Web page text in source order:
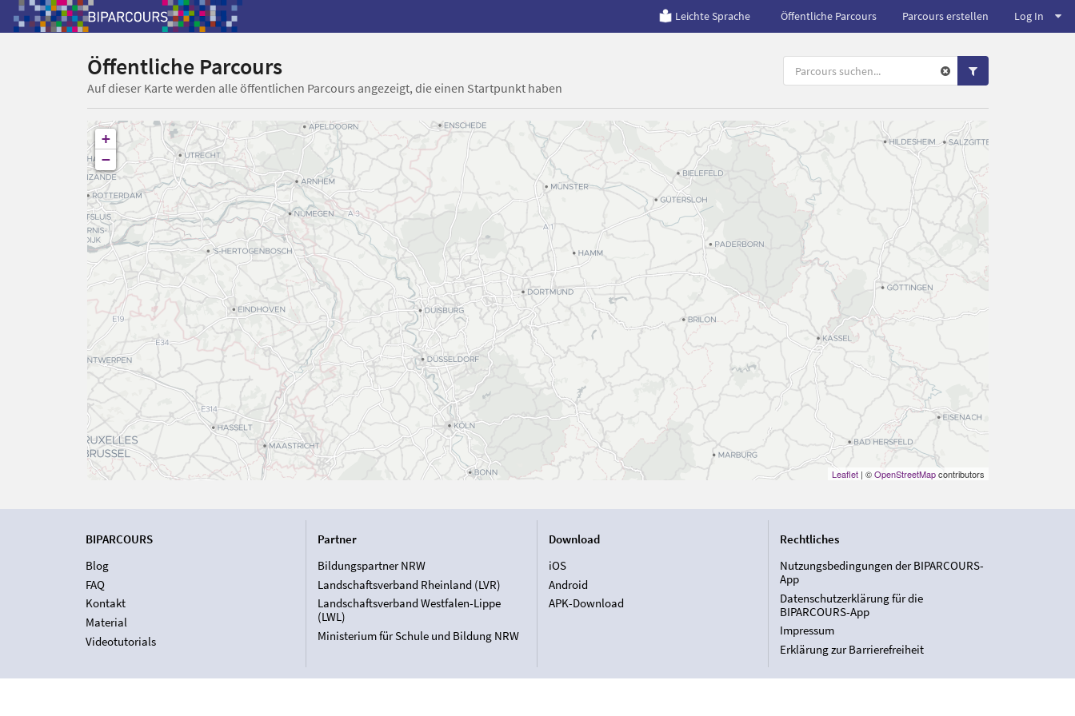
Leichte Sprache Öffentliche Parcours Parcours erstellen Log In
Öffentliche Parcours
Auf dieser Karte werden alle öffentlichen Parcours angezeigt, die einen Startpunkt haben
+
−
Leaflet| ©OpenStreetMapcontributors
BIPARCOURS
Blog
FAQ
Kontakt
Material
Videotutorials
Partner
Bildungspartner NRW
Landschaftsverband Rheinland (LVR)
Landschaftsverband Westfalen-Lippe
(LWL)
Ministerium für Schule und Bildung NRW
Download
iOS
Android
APK-Download
Rechtliches
Nutzungsbedingungen der BIPARCOURS-
App
Datenschutzerklärung für die
BIPARCOURS-App
Impressum
Erklärung zur Barrierefreiheit